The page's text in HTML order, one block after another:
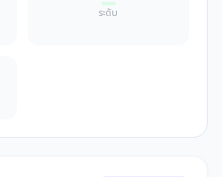
ระดับ